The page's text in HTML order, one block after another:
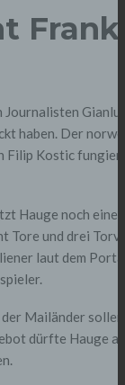
Journalisten
haben. Der
Filip Kostic
Hauge noch
Tore und drei
laut dem
Mailänder
dürfte Hauge